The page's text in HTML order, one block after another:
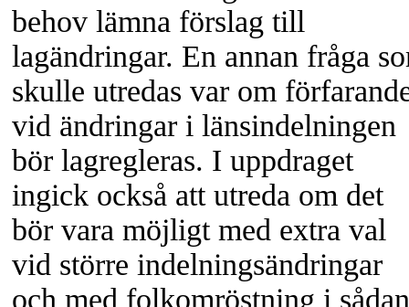
behov lämna förslag till
lagändringar. En annan fråga
skulle utredas var om
vid ändringar i länsindelningen
bör lagregleras. I uppdraget
ingick också att utreda om det
bör vara möjligt med extra val
vid större indelningsändringar
och med folkomröstning i